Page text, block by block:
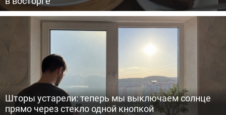
Шторы устарели: теперь мы выключаем солнце
прямо через стекло одной кнопкой